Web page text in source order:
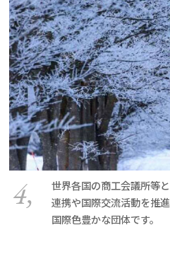
4,
世界各国の商工会議所等
連携や国際交流活動を推
国際色豊かな団体です。